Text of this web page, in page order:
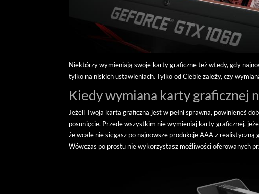
Niektórzy wymieniają swoje karty graficzne też wtedy, gdy
tylko na niskich ustawieniach. Tylko od Ciebie zależy, czy
Kiedy wymiana karty graficznej
Jeżeli Twoja karta graficzna jest w pełni sprawna, powinieneś
posunięcie. Przede wszystkim nie wymieniaj karty graficznej,
że wcale nie sięgasz po najnowsze produkcje AAA z
Wówczas po prostu nie wykorzystasz możliwości oferowanych